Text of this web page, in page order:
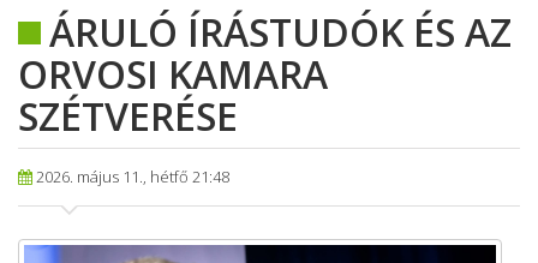
ÁRULÓ ÍRÁSTUDÓK ÉS AZ
ORVOSI KAMARA
SZÉTVERÉSE
2026. május 11., hétfő 21:48